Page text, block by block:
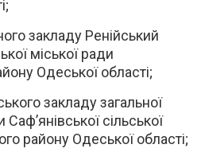
закладу Ренійський
міської ради
Одеської області;
закладу загальної
Саф’янівської сільської
району Одеської області;